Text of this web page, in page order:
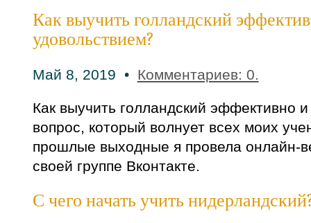
Как выучить голландский
удовольствием?
Май 8, 2019 • Комментариев: 0.
Как выучить голландский эффективно
вопрос, который волнует всех моих
прошлые выходные я провела онлайн-
своей группе Вконтакте.
С чего начать учить